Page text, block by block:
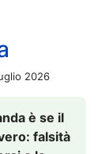
2026
è se il
falsità